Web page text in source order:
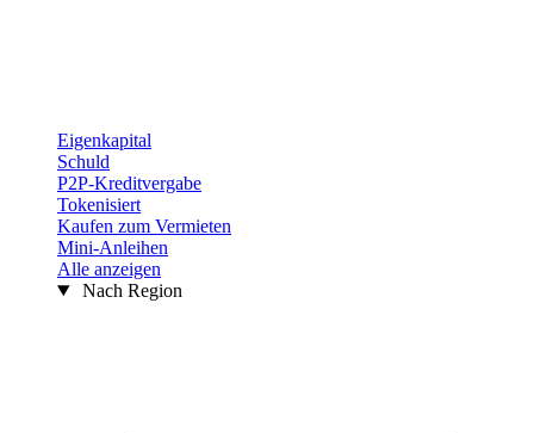
Eigenkapital
Schuld
P2P-Kreditvergabe
Tokenisiert
Kaufen zum Vermieten
Mini-Anleihen
Alle anzeigen
Nach Region